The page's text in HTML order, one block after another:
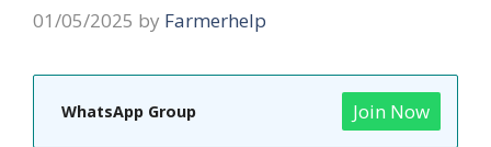
01/05/2025 by Farmerhelp
WhatsApp Group Join Now